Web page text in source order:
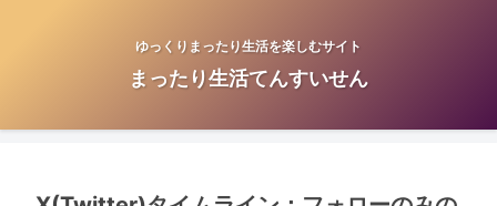
ゆっくりまったり生活を楽しむサイト
まったり生活てんすいせん